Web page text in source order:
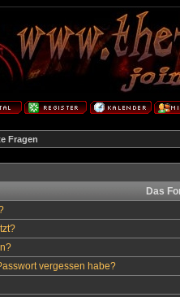
Fragen
Das
vergessen habe?